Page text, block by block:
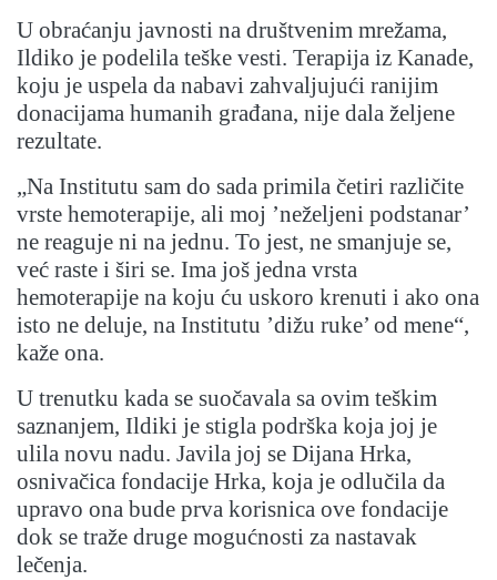
U obraćanju javnosti na društvenim mrežama,
Ildiko je podelila teške vesti. Terapija iz Kanade,
koju je uspela da nabavi zahvaljujući ranijim
donacijama humanih građana, nije dala željene
rezultate.
„Na Institutu sam do sada primila četiri različite
vrste hemoterapije, ali moj ’neželjeni podstanar’
ne reaguje ni na jednu. To jest, ne smanjuje se,
već raste i širi se. Ima još jedna vrsta
hemoterapije na koju ću uskoro krenuti i ako ona
isto ne deluje, na Institutu ’dižu ruke’ od mene“,
kaže ona.
U trenutku kada se suočavala sa ovim teškim
saznanjem, Ildiki je stigla podrška koja joj je
ulila novu nadu. Javila joj se Dijana Hrka,
osnivačica fondacije Hrka, koja je odlučila da
upravo ona bude prva korisnica ove fondacije
dok se traže druge mogućnosti za nastavak
lečenja.